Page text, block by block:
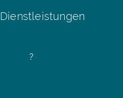
Dienstleistungen
?